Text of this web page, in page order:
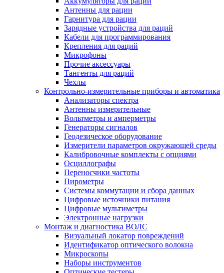
Антенны для рации
Гарнитура для рации
Зарядные устройства для раций
Кабели для программирования
Крепления для раций
Микрофоны
Прочие аксессуары
Тангенты для раций
Чехлы
Контрольно-измерительные приборы и автоматика
Анализаторы спектра
Антенны измерительные
Вольтметры и амперметры
Генераторы сигналов
Геодезическое оборудование
Измерители параметров окружающей среды
Калибровочные комплекты с опциями
Осциллографы
Переносчики частоты
Пирометры
Системы коммутации и сбора данных
Цифровые источники питания
Цифровые мультиметры
Электронные нагрузки
Монтаж и диагностика ВОЛС
Визуальный локатор повреждений
Идентификатор оптического волокна
Микроскопы
Наборы инструментов